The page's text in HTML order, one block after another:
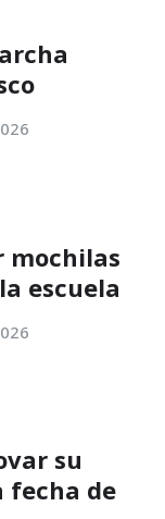
mochilas
escuela
su
fecha de